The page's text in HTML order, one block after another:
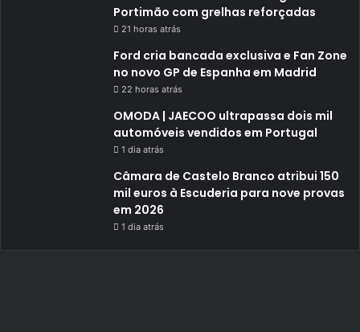
Portimão com grelhas reforçadas
21 horas atrás
Ford cria bancada exclusiva e Fan Zone
no novo GP de Espanha em Madrid
22 horas atrás
OMODA | JAECOO ultrapassa dois mil
automóveis vendidos em Portugal
1 dia atrás
Câmara de Castelo Branco atribui 150
mil euros à Escuderia para nove provas
em 2026
1 dia atrás